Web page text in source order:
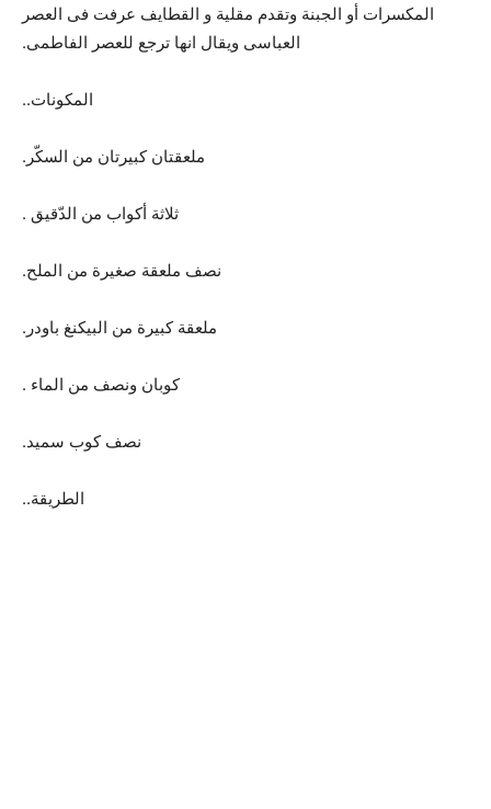
المكسرات أو الجبنة وتقدم مقلية و القطايف عرفت فى العصر
العباسى ويقال انها ترجع للعصر الفاطمى.
المكونات..
ملعقتان كبيرتان من السكّر.
ثلاثة أكواب من الدّقيق .
نصف ملعقة صغيرة من الملح.
ملعقة كبيرة من البيكنغ باودر.
كوبان ونصف من الماء .
نصف كوب سميد.
الطريقة..